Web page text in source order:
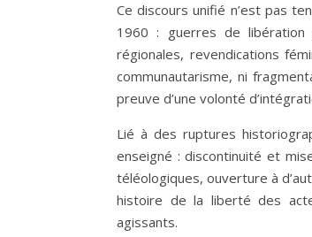
Ce discours unifié n’est pas
1960 : guerres de libération
régionales, revendications
communautarisme, ni
preuve d’une volonté
Lié à des ruptures
enseigné : discontinuité et
téléologiques, ouverture à
histoire de la liberté des
agissants.